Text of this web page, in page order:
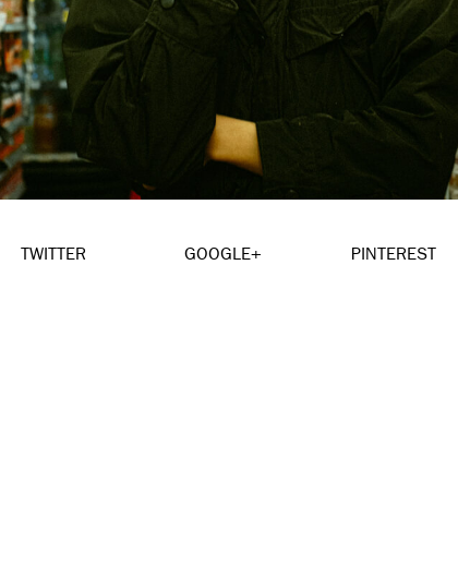
TWITTER GOOGLE+ PINTEREST